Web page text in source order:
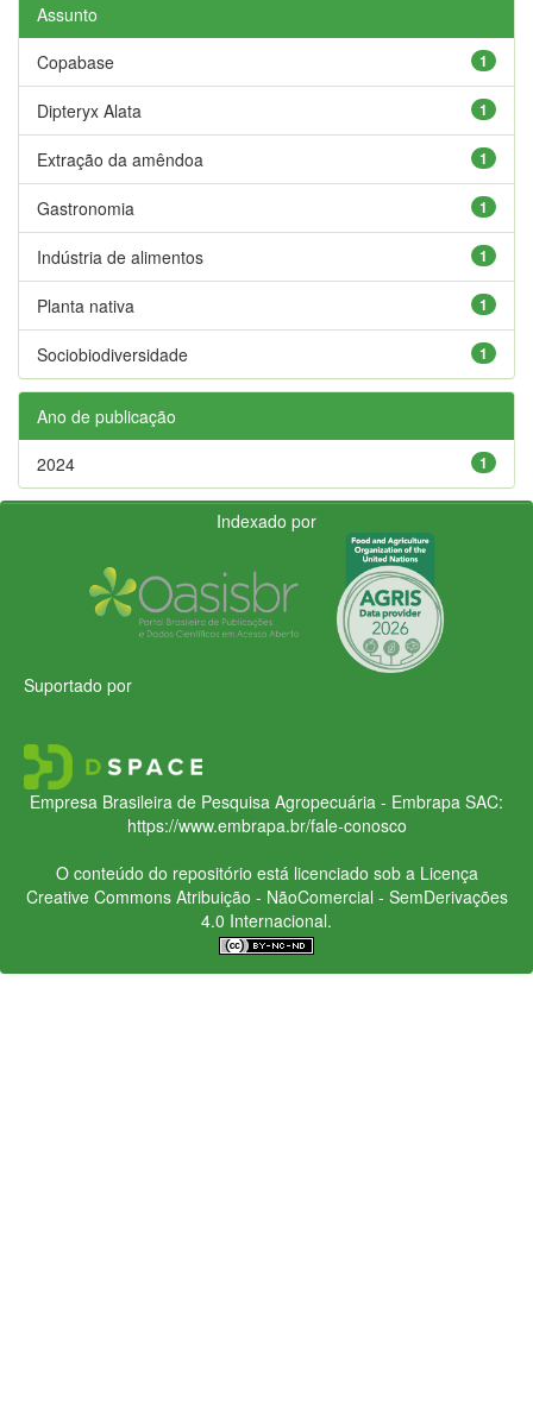
Assunto
1
Copabase
1
Dipteryx Alata
1
Extração da amêndoa
1
Gastronomia
1
Indústria de alimentos
1
Planta nativa
1
Sociobiodiversidade
Ano de publicação
1
2024
Indexado por
Suportado por
Empresa Brasileira de Pesquisa Agropecuária - Embrapa SAC:
https://www.embrapa.br/fale-conosco
O conteúdo do repositório está licenciado sob a Licença
Creative CommonsAtribuição - NãoComercial - SemDerivações
4.0 Internacional.